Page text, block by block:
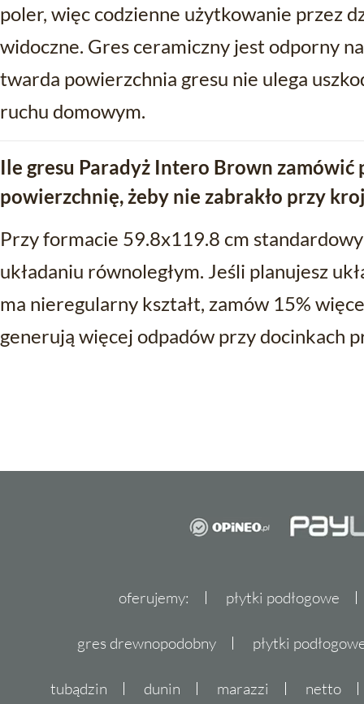
poler, więc codzienne użytkowanie przez
widoczne. Gres ceramiczny jest odporny
twarda powierzchnia gresu nie ulega
ruchu domowym.
Ile gresu Paradyż Intero Brown zamówić
powierzchnię, żeby nie zabrakło przy
Przy formacie 59.8x119.8 cm
układaniu równoległym. Jeśli planujesz
ma nieregularny kształt, zamów 15%
generują więcej odpadów przy docinkach
oferujemy: płytki podłogowe
gres drewnopodobny płytki
tubądzin dunin marazzi netto